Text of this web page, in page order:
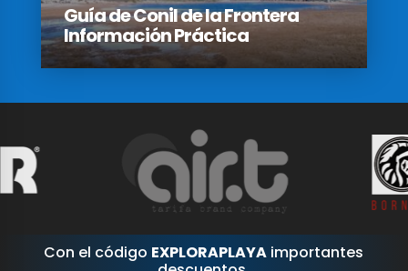
Guía de Conil de la Frontera
Información Práctica
Con el código EXPLORAPLAYA importantes